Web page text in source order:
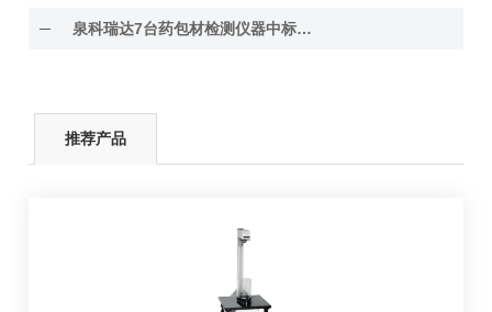
泉科瑞达7台药包材检测仪器中标某药厂实验室扩
推荐产品